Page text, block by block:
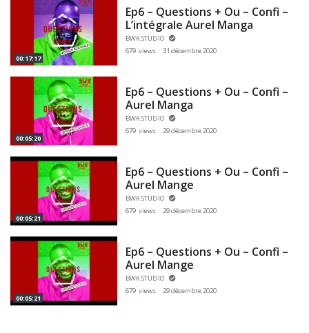
00:17:17
Ep6 – Questions + Ou – Confi –
L’intégrale Aurel Manga
BWK STUDIO
679 views
31 décembre 2020
00:05:20
Ep6 – Questions + Ou – Confi –
Aurel Manga
BWK STUDIO
679 views
29 décembre 2020
00:05:21
Ep6 – Questions + Ou – Confi –
Aurel Mange
BWK STUDIO
679 views
29 décembre 2020
00:05:21
Ep6 – Questions + Ou – Confi –
Aurel Mange
BWK STUDIO
679 views
29 décembre 2020